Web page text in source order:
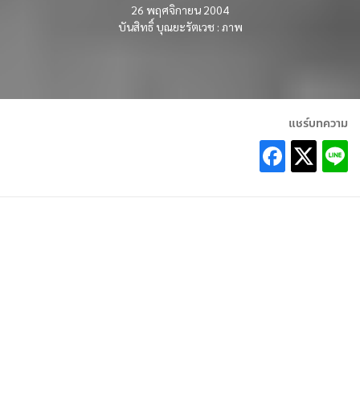
26 พฤศจิกายน 2004
บันสิทธิ์ บุณยะรัตเวช : ภาพ
แชร์บทความ